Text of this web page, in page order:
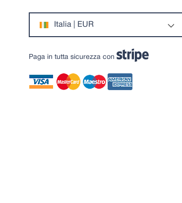
Italia | EUR
Paga in tutta sicurezza con